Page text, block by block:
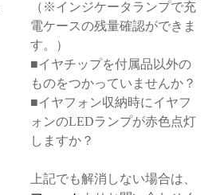
（※インジケータランプで充
電ケースの残量確認ができま
す。）
■イヤチップを付属品以外の
ものをつかっていませんか？
■イヤフォン収納時にイヤフ
ォンのLEDランプが赤色点灯
しますか？
上記でも解消しない場合は、